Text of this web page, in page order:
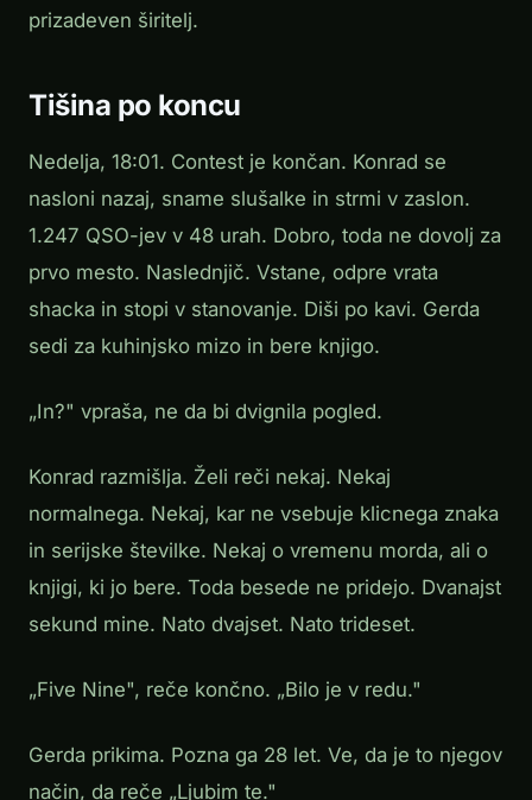
prizadeven širitelj.
Tišina po koncu
Nedelja, 18:01. Contest je končan. Konrad se
nasloni nazaj, sname slušalke in strmi v zaslon.
1.247 QSO-jev v 48 urah. Dobro, toda ne dovolj za
prvo mesto. Naslednjič. Vstane, odpre vrata
shacka in stopi v stanovanje. Diši po kavi. Gerda
sedi za kuhinjsko mizo in bere knjigo.
„In?" vpraša, ne da bi dvignila pogled.
Konrad razmišlja. Želi reči nekaj. Nekaj
normalnega. Nekaj, kar ne vsebuje klicnega znaka
in serijske številke. Nekaj o vremenu morda, ali o
knjigi, ki jo bere. Toda besede ne pridejo. Dvanajst
sekund mine. Nato dvajset. Nato trideset.
„Five Nine", reče končno. „Bilo je v redu."
Gerda prikima. Pozna ga 28 let. Ve, da je to njegov
način, da reče „Ljubim te."